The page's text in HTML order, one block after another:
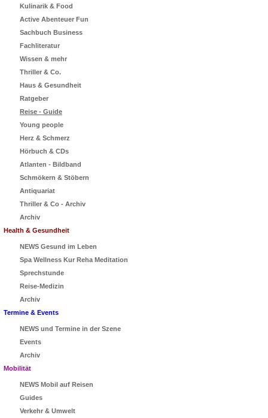
Kulinarik & Food
Active Abenteuer Fun
Sachbuch Business
Fachliteratur
Wissen & mehr
Thriller & Co.
Haus & Gesundheit
Ratgeber
Reise - Guide
Young people
Herz & Schmerz
Hörbuch & CDs
Atlanten - Bildband
Schmökern & Stöbern
Antiquariat
Thriller & Co - Archiv
Archiv
Health & Gesundheit
NEWS Gesund im Leben
Spa Wellness Kur Reha Meditation
Sprechstunde
Reise-Medizin
Archiv
Termine & Events
NEWS und Termine in der Szene
Events
Archiv
Mobilität
NEWS Mobil auf Reisen
Guides
Verkehr & Umwelt